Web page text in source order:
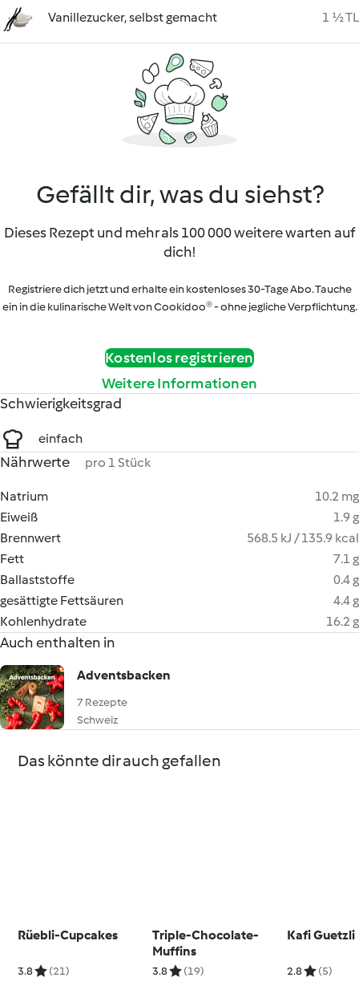
Vanillezucker, selbst gemacht 1 ½ TL
Gefällt dir, was du siehst?
Dieses Rezept und mehr als 100 000 weitere warten auf
dich!
Registriere dich jetzt und erhalte ein kostenloses 30-Tage Abo. Tauche
ein in die kulinarische Welt von Cookidoo® - ohne jegliche Verpflichtung.
Kostenlos registrieren
Weitere Informationen
Schwierigkeitsgrad
einfach
Nährwerte pro 1 Stück
Natrium
10.2 mg
Eiweiß
1.9 g
Brennwert
568.5 kJ / 135.9 kcal
Fett
7.1 g
Ballaststoffe
0.4 g
gesättigte Fettsäuren
4.4 g
Kohlenhydrate
16.2 g
Auch enthalten in
Adventsbacken
7 Rezepte
Schweiz
Das könnte dir auch gefallen
Rüebli-Cupcakes
3.8 (21)
Triple-Chocolate-
Muffins
3.8 (19)
Kafi Guetzli
2.8 (5)